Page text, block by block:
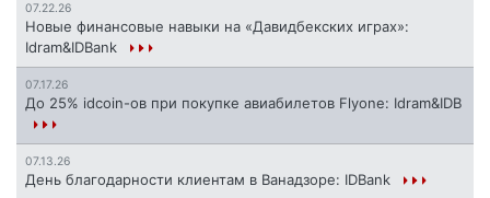
07.22.26
Новые финансовые навыки на «Давидбекских играх»:
Idram&IDBank
07.17.26
До 25% idcoin-ов при покупке авиабилетов Flyone: Idram&IDB
07.13.26
День благодарности клиентам в Ванадзоре: IDBank